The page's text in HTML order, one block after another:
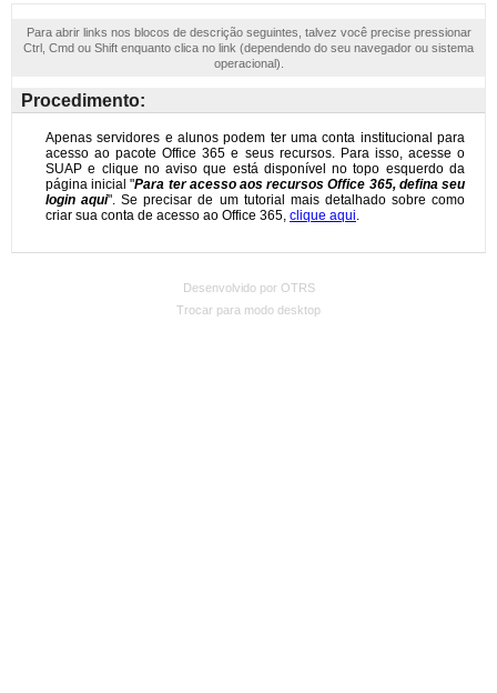
Para abrir links nos blocos de descrição seguintes, talvez você precise pressionar
Ctrl, Cmd ou Shift enquanto clica no link (dependendo do seu navegador ou sistema
operacional).
Procedimento:
Desenvolvido por OTRS
Trocar para modo desktop